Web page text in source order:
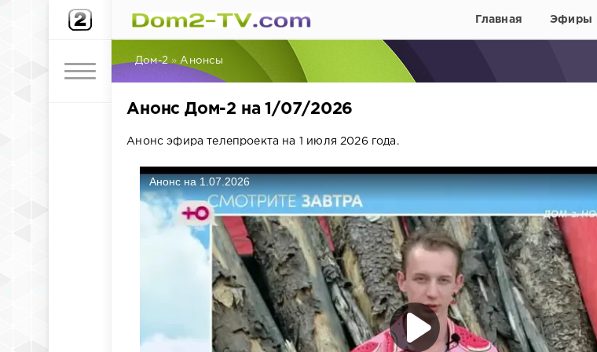
Главная Эфиры
Дом-2 » Анонсы
Анонс Дом-2 на 1/07/2026
Анонс эфира телепроекта на 1 июля 2026 года.